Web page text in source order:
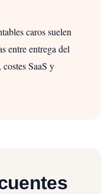
caros suelen
entre entrega del
SaaS y